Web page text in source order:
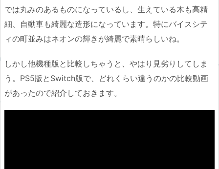
では丸みのあるものになっているし、生えている木も高精
細、自動車も綺麗な造形になっています。特にバイスシテ
ィの町並みはネオンの輝きが綺麗で素晴らしいね。
しかし他機種版と比較しちゃうと、やはり見劣りしてしま
う。PS5版とSwitch版で、どれくらい違うのかの比較動画
があったので紹介しておきます。